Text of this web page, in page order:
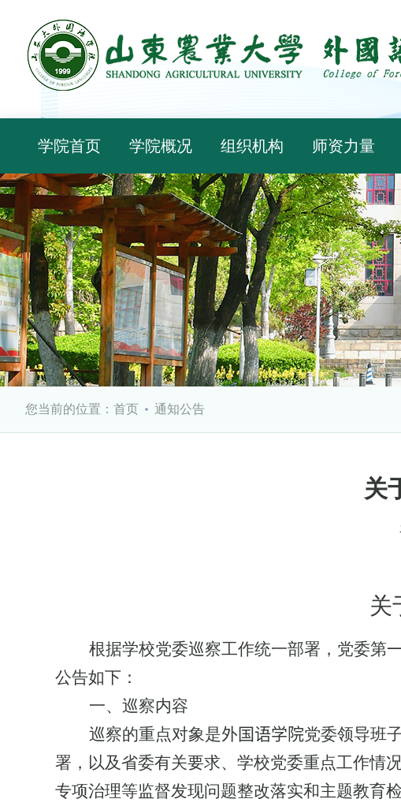
学院首页 学院概况 组织机构 师资力量
您当前的位置： 首页 通知公告
关
关
根据学校党委巡察工作统一部署，党委第
公告如下：
一、巡察内容
巡察的重点对象是外国语学院党委领导班
署，以及省委有关要求、学校党委重点工作情
专项治理等监督发现问题整改落实和主题教育